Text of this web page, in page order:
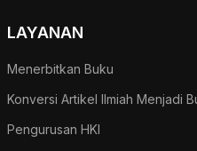
LAYANAN
Menerbitkan Buku
Konversi Artikel Ilmiah Menjadi
Pengurusan HKI